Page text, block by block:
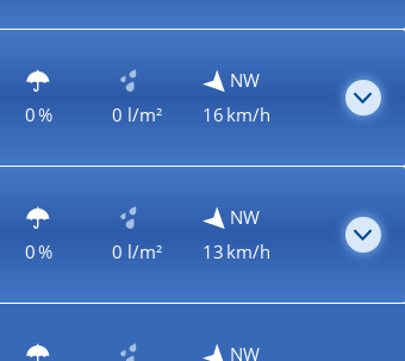
0 % 0 l/m²
NW
16 km/h
0 % 0 l/m²
NW
13 km/h
NW